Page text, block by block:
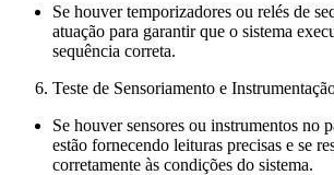
Se houver temporizadores ou relés de
atuação para garantir que o sistema
sequência correta.
Teste de Sensoriamento e
Se houver sensores ou instrumentos no
estão fornecendo leituras precisas e se
corretamente às condições do sistema.